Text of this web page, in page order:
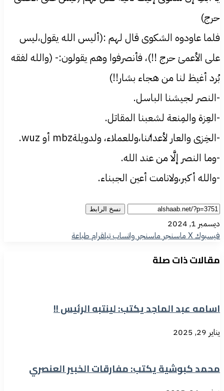
حرج)
فلما عاودوه الشكوى قال لهم :(أليس الله يقول،ليس
علی الأعمیٰ حرج !!)، فأنصرفوا وهم يقولون:- (والله لفقه
بُرد أغيظ لنا من هجاء بشار!!)
-النصر لجيشنا الباسل.
-العِزة والمِنعة لشعبنا المقاتل.
-الخِزی والعار لأعداٸنا،وللعملاء، ولدويلةmbz أو wuz.
-وما النصر إلَّا من عند الله.
-والله أكبر،ولانامت أعين الجبناء.
نسخ الرابط
ديسمبر 1, 2024
فيسبوك‫Xماسنجر ماسنجر واتسابتيلقرامطباعة
مقالات ذات صلة
اسامه عبد الماجد يكتب: لينتبه الرئيس !!
يناير 29, 2025
محمد كبوشية يكتب: مفارقات الخبير العنصري